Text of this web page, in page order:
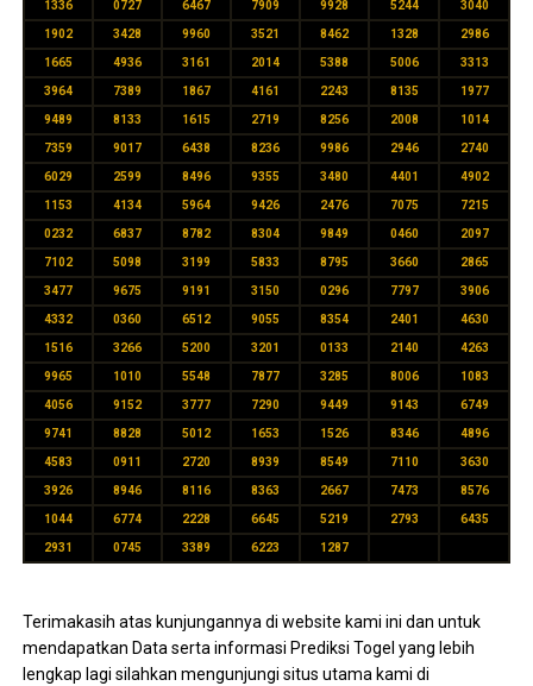
1336 0727 6467 7909 9928 5244 3040
1902 3428 9960 3521 8462 1328 2986
1665 4936 3161 2014 5388 5006 3313
3964 7389 1867 4161 2243 8135 1977
9489 8133 1615 2719 8256 2008 1014
7359 9017 6438 8236 9986 2946 2740
6029 2599 8496 9355 3480 4401 4902
1153 4134 5964 9426 2476 7075 7215
0232 6837 8782 8304 9849 0460 2097
7102 5098 3199 5833 8795 3660 2865
3477 9675 9191 3150 0296 7797 3906
4332 0360 6512 9055 8354 2401 4630
1516 3266 5200 3201 0133 2140 4263
9965 1010 5548 7877 3285 8006 1083
4056 9152 3777 7290 9449 9143 6749
9741 8828 5012 1653 1526 8346 4896
4583 0911 2720 8939 8549 7110 3630
3926 8946 8116 8363 2667 7473 8576
1044 6774 2228 6645 5219 2793 6435
2931 0745 3389 6223 1287
Terimakasih atas kunjungannya di website kami ini dan untuk
mendapatkan Data serta informasi Prediksi Togel yang lebih
lengkap lagi silahkan mengunjungi situs utama kami di